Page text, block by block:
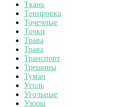
Ткань
Тонировка
Точечные
Точки
Трава
Трава
Транспорт
Трещины
Туман
Уголь
Угольные
Узоры